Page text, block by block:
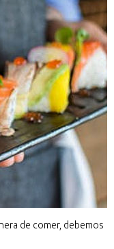
de comer, debemos